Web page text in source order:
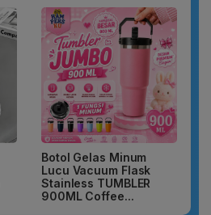
Botol Gelas Minum
Lucu Vacuum Flask
Stainless TUMBLER
900ML Coffee...